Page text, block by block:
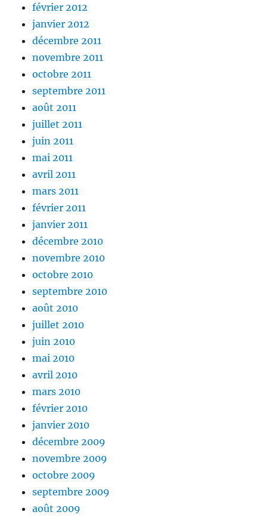
février 2012
janvier 2012
décembre 2011
novembre 2011
octobre 2011
septembre 2011
août 2011
juillet 2011
juin 2011
mai 2011
avril 2011
mars 2011
février 2011
janvier 2011
décembre 2010
novembre 2010
octobre 2010
septembre 2010
août 2010
juillet 2010
juin 2010
mai 2010
avril 2010
mars 2010
février 2010
janvier 2010
décembre 2009
novembre 2009
octobre 2009
septembre 2009
août 2009